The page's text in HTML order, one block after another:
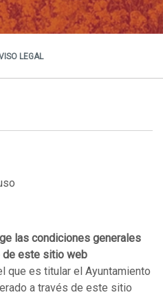
LEGAL
las condiciones generales
de este sitio web
que es titular el Ayuntamiento
a través de este sitio